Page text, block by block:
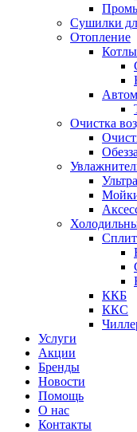
Сушилки
Отопление
Очистка
ККБ
ККС
Услуги
Акции
Бренды
Новости
Помощь
О нас
Контакты